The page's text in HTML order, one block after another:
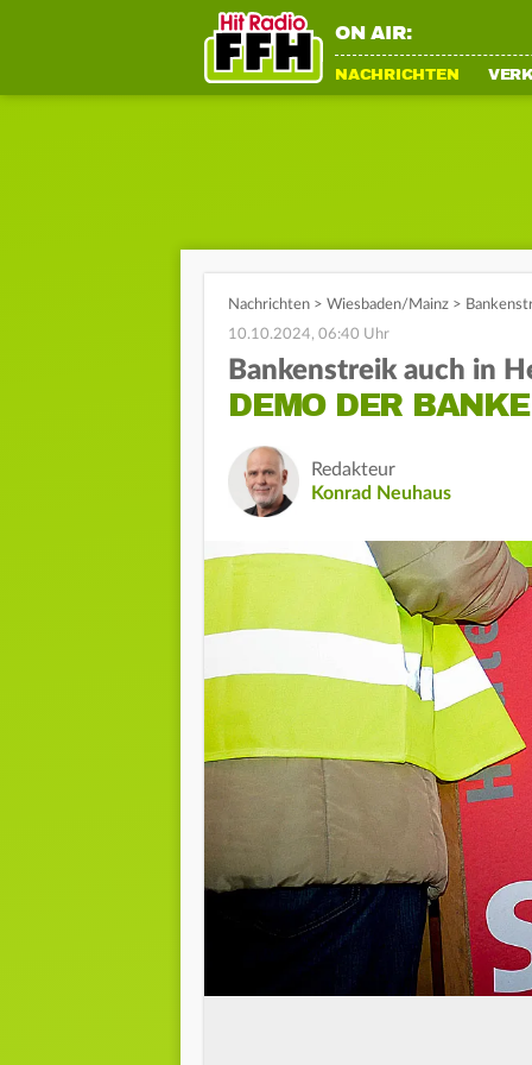
ON AIR:
NACHRICHTEN
Nachrichten > Wiesbaden/Mainz >
10.10.2024, 06:40 Uhr
Bankenstreik auch in
DEMO DER
Redakteur
Konrad Neuhaus